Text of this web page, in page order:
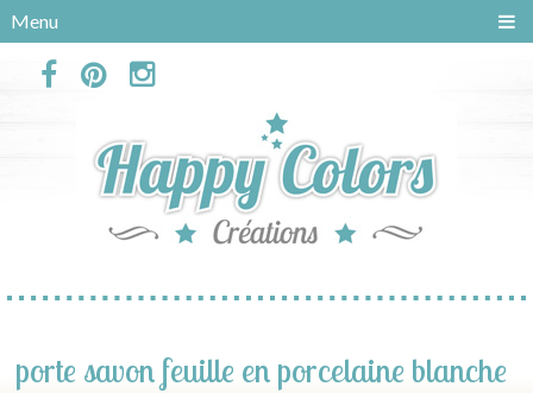
Menu
porte savon feuille en porcelaine blanche
Panneau de gestion des cookies